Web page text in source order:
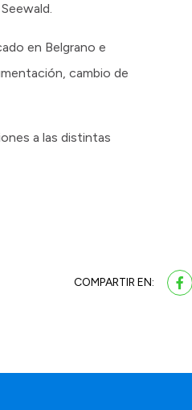
en Belgrano e
cambio de
a las distintas
COMPARTIR EN: